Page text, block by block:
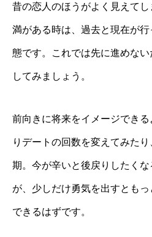
昔の恋人のほうがよく見えて
満がある時は、過去と現在が
態です。これでは先に進めな
してみましょう。
前向きに将来をイメージでき
りデートの回数を変えてみた
期。今が辛いと後戻りしたく
が、少しだけ勇気を出すとも
できるはずです。